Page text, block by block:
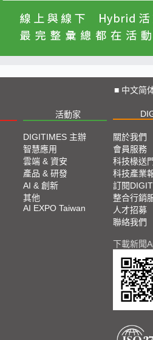
■ 中文简
活動家
DIGITIMES 主辦
智慧應用
雲端 & 資安
產品 & 研發
AI & 創新
其他
AI EXPO Taiwan
關於我們
會員服務
科技椽送
科技產業
訂閱
整合行銷
人才招募
聯絡我們
下載新聞